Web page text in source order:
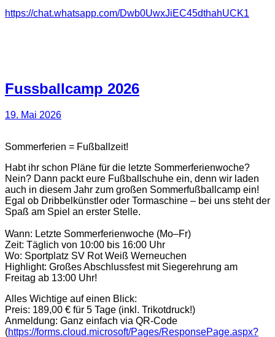
https://chat.whatsapp.com/Dwb0UwxJiEC45dthahUCK1
Fussballcamp 2026
19. Mai 2026
Sommerferien = Fußballzeit!
​Habt ihr schon Pläne für die letzte Sommerferienwoche?
Nein? Dann packt eure Fußballschuhe ein, denn wir laden
auch in diesem Jahr zum großen Sommerfußballcamp ein!
​Egal ob Dribbelkünstler oder Tormaschine – bei uns steht der
Spaß am Spiel an erster Stelle.
​Wann: Letzte Sommerferienwoche (Mo–Fr)
​Zeit: Täglich von 10:00 bis 16:00 Uhr
​Wo: Sportplatz SV Rot Weiß Werneuchen
​Highlight: Großes Abschlussfest mit Siegerehrung am
Freitag ab 13:00 Uhr!
​Alles Wichtige auf einen Blick:
​Preis: 189,00 € für 5 Tage (inkl. Trikotdruck!)
​Anmeldung: Ganz einfach via QR-Code
(https://forms.cloud.microsoft/Pages/ResponsePage.aspx?